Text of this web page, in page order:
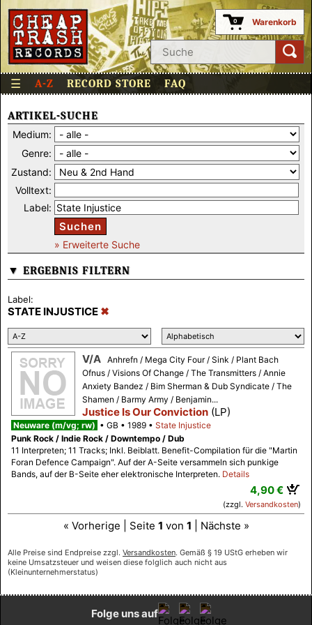
0 Warenkorb
☰ A-Z RECORD STORE FAQ
ARTIKEL-SUCHE
Medium:
Genre:
Zustand:
Volltext:
Label:
Suchen
» Erweiterte Suche
▼ ERGEBNIS FILTERN
Label:
STATE INJUSTICE
V/A Anhrefn / Mega City Four / Sink / Plant Bach
Ofnus / Visions Of Change / The Transmitters / Annie
Anxiety Bandez / Bim Sherman & Dub Syndicate / The
Shamen / Barmy Army / Benjamin...
Justice Is Our Conviction (LP)
Neuware (m/vg; rw) GB 1989
State Injustice
Punk Rock / Indie Rock / Downtempo / Dub
11 Interpreten; 11 Tracks; Inkl. Beiblatt. Benefit-Compilation für die "Martin
Foran Defence Campaign". Auf der A-Seite versammeln sich punkige
Bands, auf der B-Seite eher elektronische Interpreten. Details
4,90 €
(zzgl. Versandkosten)
« Vorherige | Seite 1 von 1 | Nächste »
Alle Preise sind Endpreise zzgl. Versandkosten. Gemäß § 19 UStG erheben wir
keine Umsatzsteuer und weisen diese folglich auch nicht aus
(Kleinunternehmerstatus)
Folge uns auf